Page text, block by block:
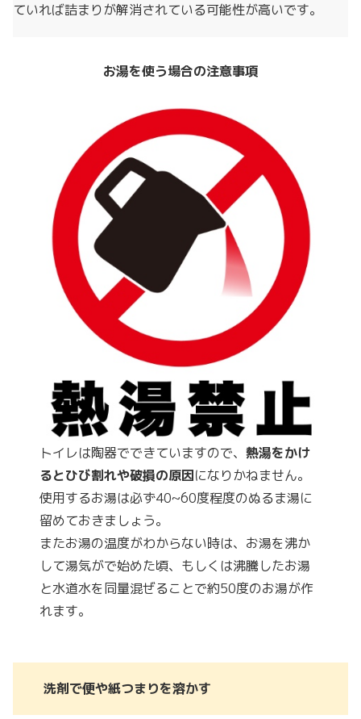
ていれば詰まりが解消されている可能性が高いです。
お湯を使う場合の注意事項
トイレは陶器でできていますので、熱湯をかけ
るとひび割れや破損の原因になりかねません。
使用するお湯は必ず40~60度程度のぬるま湯に
留めておきましょう。
またお湯の温度がわからない時は、お湯を沸か
して湯気がで始めた頃、もしくは沸騰したお湯
と水道水を同量混ぜることで約50度のお湯が作
れます。
洗剤で便や紙つまりを溶かす